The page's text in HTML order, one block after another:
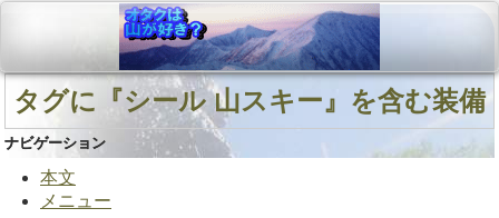
タグに『シール 山スキー』を含む装備
ナビゲーション
本文
メニュー